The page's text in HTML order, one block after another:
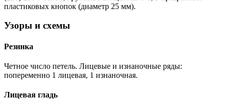
пластиковых кнопок (диаметр 25 мм).
Узоры и схемы
Резинка
Четное число петель. Лицевые и изнаночные ряды:
попеременно 1 лицевая, 1 изнаночная.
Лицевая гладь